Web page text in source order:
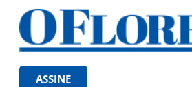
ASSINE